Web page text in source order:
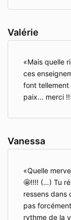
Valérie
Mais quelle
ces
font tellement
paix... merci !!
Vanessa
Quelle
🤩!!!! (…) Tu
ressens dans
pas
rythme de la